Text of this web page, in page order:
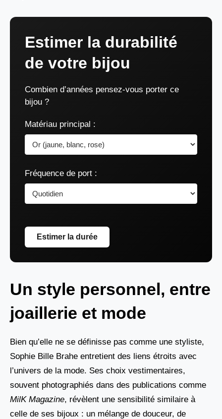
Estimer la durabilité
de votre bijou
Combien d’années pensez-vous porter ce
bijou ?
Matériau principal :
Fréquence de port :
Estimer la durée
Un style personnel, entre
joaillerie et mode
Bien qu’elle ne se définisse pas comme une styliste,
Sophie Bille Brahe entretient des liens étroits avec
l’univers de la mode. Ses choix vestimentaires,
souvent photographiés dans des publications comme
MilK Magazine, révèlent une sensibilité similaire à
celle de ses bijoux : un mélange de douceur, de